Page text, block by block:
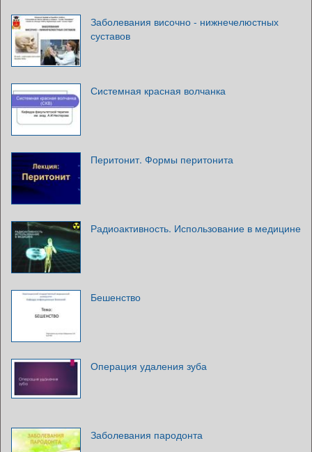
Заболевания височно - нижнечелюстных
суставов
Системная красная волчанка
Перитонит. Формы перитонита
Радиоактивность. Использование в медицине
Бешенство
Операция удаления зуба
Заболевания пародонта